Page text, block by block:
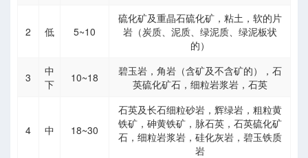
和软化系数
2 低 5~10
硫化矿及重晶石硫化矿，粘土，软的片
岩（炭质、泥质、绿泥质、绿泥板状
的）
3
中
下
10~18
碧玉岩，角岩（含矿及不含矿的），石
英硫化矿石，细粒岩浆岩，石英
4 中 18~30
石英及长石细粒砂岩，辉绿岩，粗粒黄
铁矿，砷黄铁矿，脉石英，石英硫化矿
石，细粒岩浆岩，硅化灰岩，碧玉铁质
岩